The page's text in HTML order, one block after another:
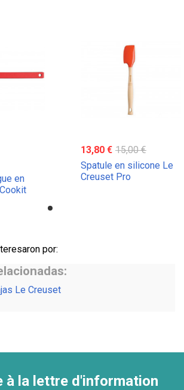
en
13,80 € 15,00 €
Spatule en silicone Le
Creuset Pro
por:
Le Creuset
à la lettre d'information